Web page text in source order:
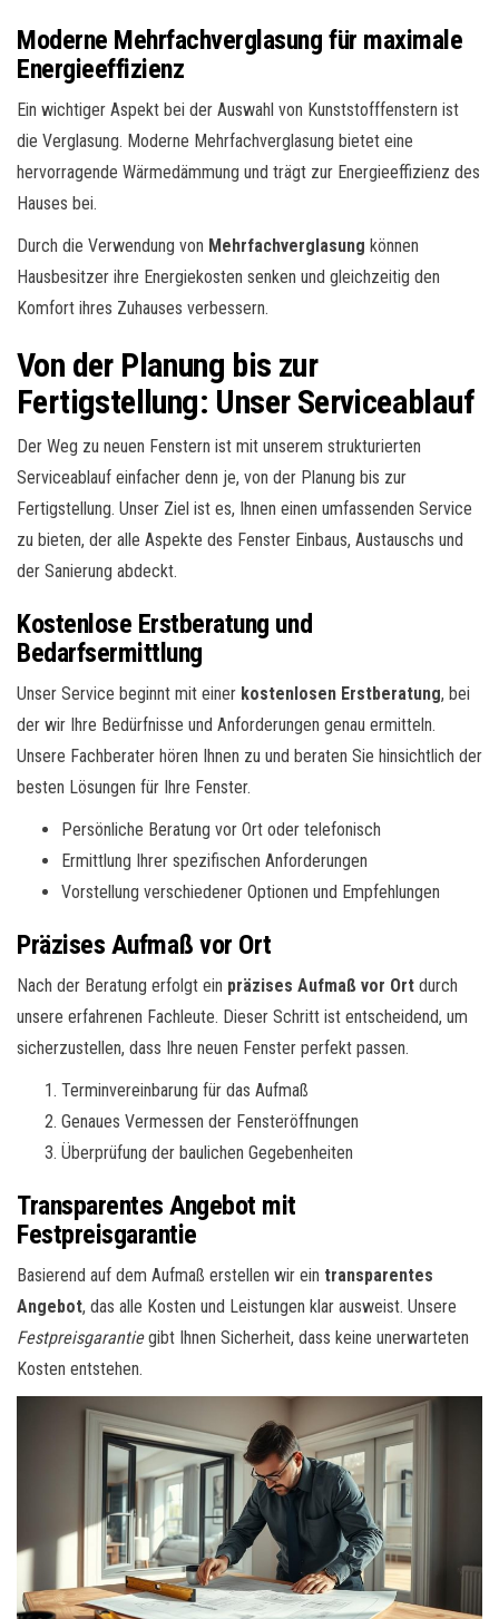
Moderne Mehrfachverglasung für maximale
Energieeffizienz
Ein wichtiger Aspekt bei der Auswahl von Kunststofffenstern ist
die Verglasung. Moderne Mehrfachverglasung bietet eine
hervorragende Wärmedämmung und trägt zur Energieeffizienz des
Hauses bei.
Durch die Verwendung von Mehrfachverglasung können
Hausbesitzer ihre Energiekosten senken und gleichzeitig den
Komfort ihres Zuhauses verbessern.
Von der Planung bis zur
Fertigstellung: Unser Serviceablauf
Der Weg zu neuen Fenstern ist mit unserem strukturierten
Serviceablauf einfacher denn je, von der Planung bis zur
Fertigstellung. Unser Ziel ist es, Ihnen einen umfassenden Service
zu bieten, der alle Aspekte des Fenster Einbaus, Austauschs und
der Sanierung abdeckt.
Kostenlose Erstberatung und
Bedarfsermittlung
Unser Service beginnt mit einer kostenlosen Erstberatung, bei
der wir Ihre Bedürfnisse und Anforderungen genau ermitteln.
Unsere Fachberater hören Ihnen zu und beraten Sie hinsichtlich der
besten Lösungen für Ihre Fenster.
Persönliche Beratung vor Ort oder telefonisch
Ermittlung Ihrer spezifischen Anforderungen
Vorstellung verschiedener Optionen und Empfehlungen
Präzises Aufmaß vor Ort
Nach der Beratung erfolgt ein präzises Aufmaß vor Ort durch
unsere erfahrenen Fachleute. Dieser Schritt ist entscheidend, um
sicherzustellen, dass Ihre neuen Fenster perfekt passen.
Terminvereinbarung für das Aufmaß
Genaues Vermessen der Fensteröffnungen
Überprüfung der baulichen Gegebenheiten
Transparentes Angebot mit
Festpreisgarantie
Basierend auf dem Aufmaß erstellen wir ein transparentes
Angebot, das alle Kosten und Leistungen klar ausweist. Unsere
Festpreisgarantiegibt Ihnen Sicherheit, dass keine unerwarteten
Kosten entstehen.